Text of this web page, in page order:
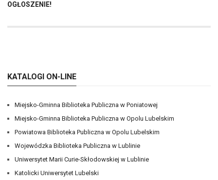
OGŁOSZENIE!
KATALOGI ON-LINE
Miejsko-Gminna Biblioteka Publiczna w Poniatowej
Miejsko-Gminna Biblioteka Publiczna w Opolu Lubelskim
Powiatowa Biblioteka Publiczna w Opolu Lubelskim
Wojewódzka Biblioteka Publiczna w Lublinie
Uniwersytet Marii Curie-Skłodowskiej w Lublinie
Katolicki Uniwersytet Lubelski